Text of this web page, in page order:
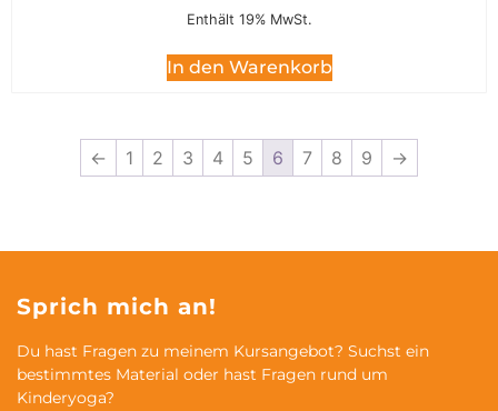
Enthält 19% MwSt.
In den Warenkorb
← 1 2 3 4 5 6 7 8 9 →
Sprich mich an!
Du hast Fragen zu meinem Kursangebot? Suchst ein
bestimmtes Material oder hast Fragen rund um
Kinderyoga?